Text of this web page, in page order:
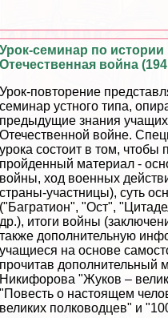
Урок-семинар по
Отечественная война
Урок-повторение
семинар устного типа,
предыдущие знания
Отечественной войне.
урока состоит в том, чтобы
пройденный материал -
войны, ход военных
страны-участницы), суть
("Багратион", "Ост",
др.), итоги войны
также дополнительную
учащиеся на основе
прочитав дополнительный
Никифорова "Жуков –
"Повесть о настоящем
великих полководцев" и